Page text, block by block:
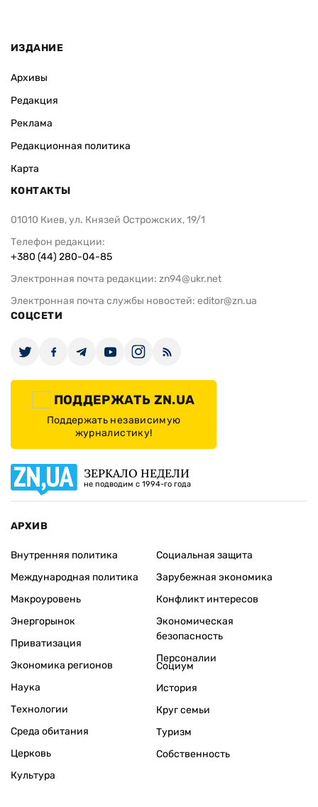
ИЗДАНИЕ
Архивы
Редакция
Реклама
Редакционная политика
Карта
КОНТАКТЫ
01010 Киев, ул. Князей Острожских, 19/1
Телефон редакции:
+380 (44) 280-04-85
Электронная почта редакции: zn94@ukr.net
Электронная почта службы новостей: editor@zn.ua
СОЦСЕТИ
ПОДДЕРЖАТЬ ZN.UA
Поддержать независимую
журналистику!
ЗЕРКАЛО НЕДЕЛИ
не подводим с 1994-го года
АРХИВ
Внутренняя политика
Международная политика
Макроуровень
Энергорынок
Приватизация
Экономика регионов
Социальная защита
Зарубежная экономика
Конфликт интересов
Экономическая
безопасность
Персоналии
Наука
Технологии
Среда обитания
Церковь
Культура
Социум
История
Круг семьи
Туризм
Собственность